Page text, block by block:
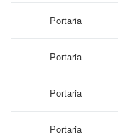
Portaria
Portaria
Portaria
Portaria